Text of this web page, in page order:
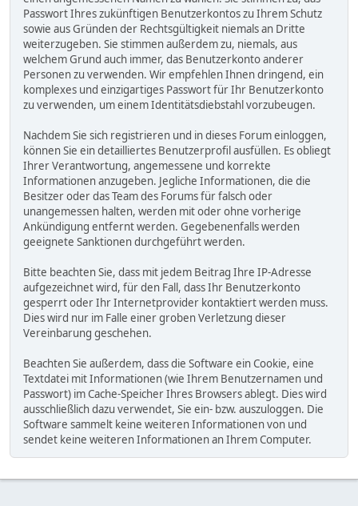
Passwort Ihres zukünftigen Benutzerkontos zu Ihrem Schutz
sowie aus Gründen der Rechtsgültigkeit niemals an Dritte
weiterzugeben. Sie stimmen außerdem zu, niemals, aus
welchem Grund auch immer, das Benutzerkonto anderer
Personen zu verwenden. Wir empfehlen Ihnen dringend, ein
komplexes und einzigartiges Passwort für Ihr Benutzerkonto
zu verwenden, um einem Identitätsdiebstahl vorzubeugen.
Nachdem Sie sich registrieren und in dieses Forum einloggen,
können Sie ein detailliertes Benutzerprofil ausfüllen. Es obliegt
Ihrer Verantwortung, angemessene und korrekte
Informationen anzugeben. Jegliche Informationen, die die
Besitzer oder das Team des Forums für falsch oder
unangemessen halten, werden mit oder ohne vorherige
Ankündigung entfernt werden. Gegebenenfalls werden
geeignete Sanktionen durchgeführt werden.
Bitte beachten Sie, dass mit jedem Beitrag Ihre IP-Adresse
aufgezeichnet wird, für den Fall, dass Ihr Benutzerkonto
gesperrt oder Ihr Internetprovider kontaktiert werden muss.
Dies wird nur im Falle einer groben Verletzung dieser
Vereinbarung geschehen.
Beachten Sie außerdem, dass die Software ein Cookie, eine
Textdatei mit Informationen (wie Ihrem Benutzernamen und
Passwort) im Cache-Speicher Ihres Browsers ablegt. Dies wird
ausschließlich dazu verwendet, Sie ein- bzw. auszuloggen. Die
Software sammelt keine weiteren Informationen von und
sendet keine weiteren Informationen an Ihrem Computer.